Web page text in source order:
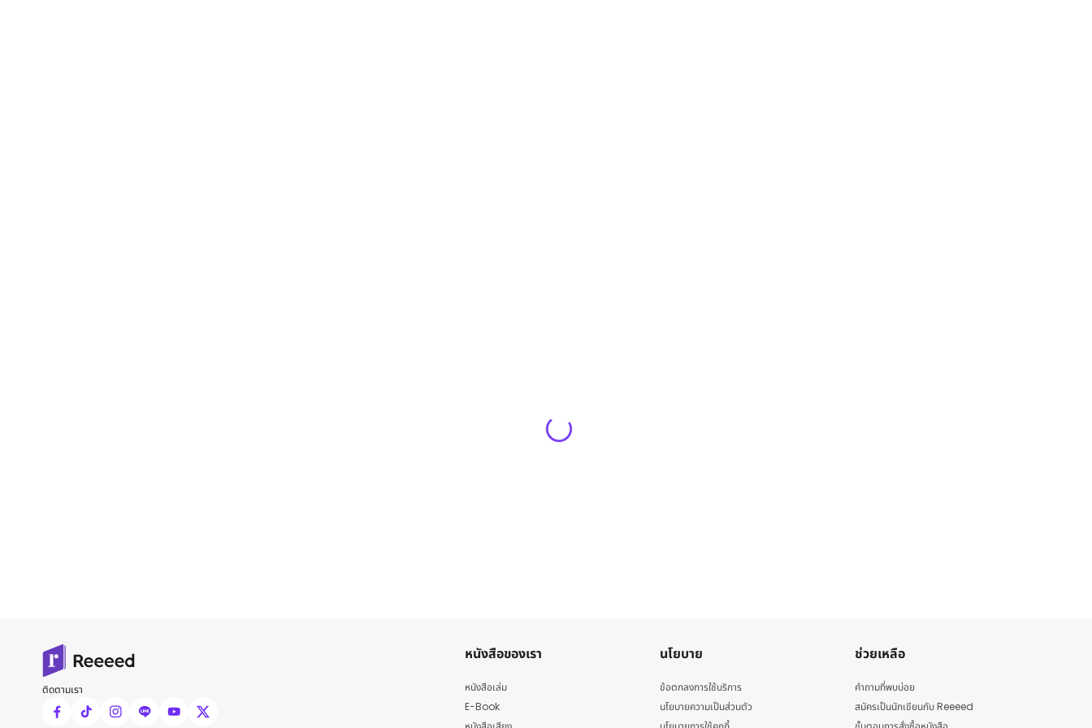
ติดตามเรา
หนังสือของเรา
หนังสือเล่ม
E-Book
นโยบาย
ข้อตกลงการใช้บริการ
นโยบายความเป็นส่วนตัว
ช่วยเหลือ
คำถามที่พบบ่อย
สมัครเป็นนักเขียนกับ Reeeed